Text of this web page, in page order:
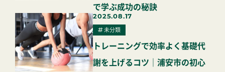
で学ぶ成功の秘訣
2025.08.17
未分類
トレーニングで効率よく基礎代
謝を上げるコツ｜浦安市の初心